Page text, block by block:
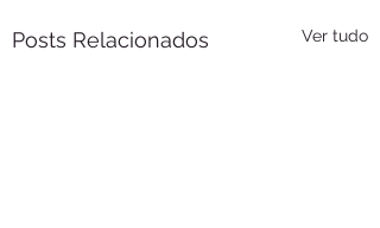
Posts Relacionados Ver tudo